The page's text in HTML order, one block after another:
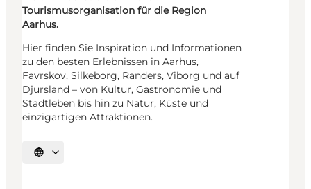
Tourismusorganisation für die Region
Aarhus.
Hier finden Sie Inspiration und Informationen
zu den besten Erlebnissen in Aarhus,
Favrskov, Silkeborg, Randers, Viborg und auf
Djursland – von Kultur, Gastronomie und
Stadtleben bis hin zu Natur, Küste und
einzigartigen Attraktionen.
Sprache auswählen